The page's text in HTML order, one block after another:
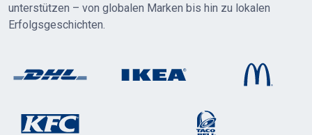
unterstützen – von globalen Marken bis hin zu lokalen
Erfolgsgeschichten.